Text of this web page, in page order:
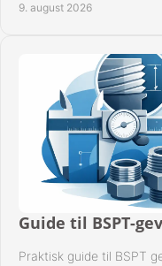
9. august 2026
Guide til BSPT-
Praktisk guide til BSPT